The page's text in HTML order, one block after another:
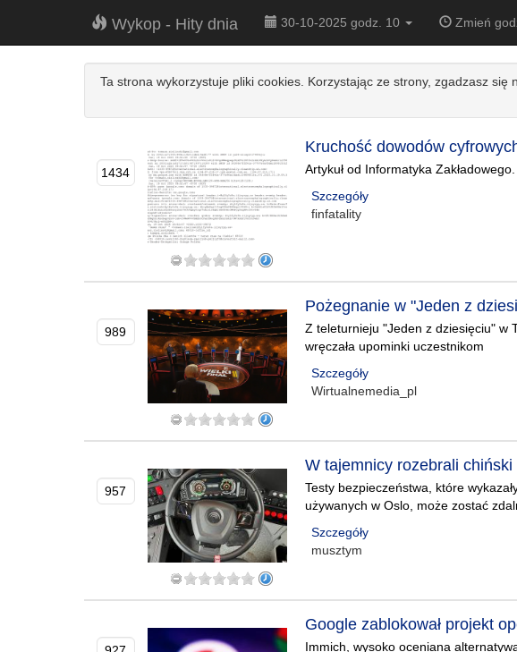
Wykop - Hity dnia 30-10-2025 godz. 10 Zmień
Ta strona wykorzystuje pliki cookies. Korzystając ze strony, zgadzasz się
1434
Kruchość dowodów
Artykuł od Informatyka Zakładowego.
Szczegóły
finfatality
989
Pożegnanie w "Jeden z
Z teleturnieju "Jeden z dziesięciu" w
wręczała upominki uczestnikom
Szczegóły
Wirtualnemedia_pl
957
W tajemnicy rozebrali
Testy bezpieczeństwa, które
używanych w Oslo, może zostać
Szczegóły
musztym
Google zablokował projekt
Immich, wysoko oceniana